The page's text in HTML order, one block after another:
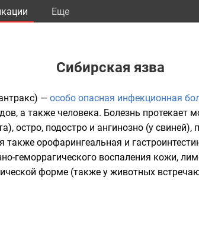
Eще
Сибирская язва
— особо опасная инфекционная
а также человека. Болезнь протекает
остро, подостро и ангинозно (у
также орофарингеальная и
геморрагического воспаления кожи,
форме (также у животных